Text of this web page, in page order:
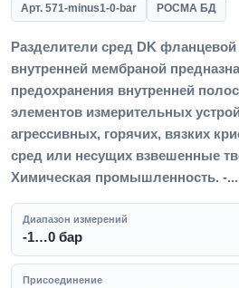
Арт. 571-minus1-0-bar РОСМА БД
Разделители сред DK фланцевой
внутренней мембраной
предохранения внутренней
элементов измерительных
агрессивных, горячих, вязких
сред или несущих взвешенные
Химическая промышленность. -...
Диапазон измерений
-1…0 бар
Присоединение